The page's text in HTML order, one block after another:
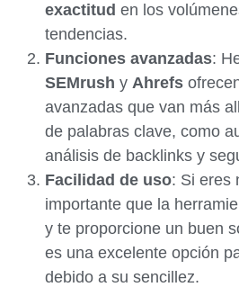
exactitud en los
tendencias.
Funciones avanzadas:
SEMrush y Ahrefs
avanzadas que van más
de palabras clave, como
análisis de backlinks y
Facilidad de uso: Si eres
importante que la
y te proporcione un buen
es una excelente opción
debido a su sencillez.